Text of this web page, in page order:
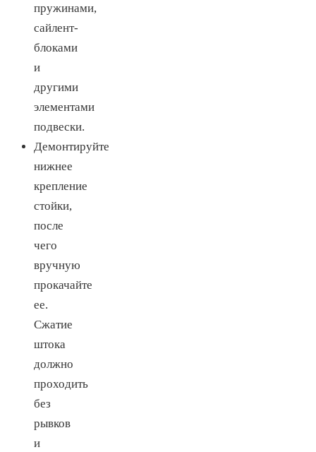
пружинами,
сайлент-
блоками
и
другими
элементами
подвески.
Демонтируйте
нижнее
крепление
стойки,
после
чего
вручную
прокачайте
ее.
Сжатие
штока
должно
проходить
без
рывков
и